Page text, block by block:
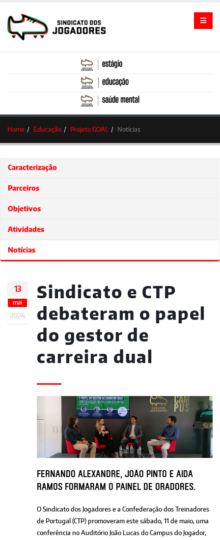
Home Educação Projeto GOAL Notícias
Caracterização
Parceiros
Objetivos
Atividades
Notícias
13
mai
2024
Sindicato e CTP
debateram o papel
do gestor de
carreira dual
Fernando Alexandre, João Pinto e Aida
Ramos formaram o painel de oradores.
O Sindicato dos Jogadores e a Confederação dos Treinadores
de Portugal (CTP) promoveram este sábado, 11 de maio, uma
conferência no Auditório João Lucas do Campus do Jogador,